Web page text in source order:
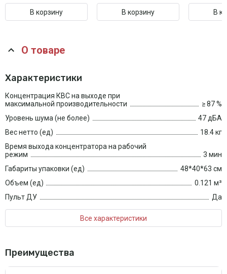
В корзину В корзину В
О товаре
Характеристики
Концентрация КВС на выходе при
максимальной производительности
≥ 87 %
Уровень шума (не более)
47 дБА
Вес нетто (ед)
18.4 кг
Время выхода концентратора на рабочий
режим
3 мин
Габариты упаковки (ед)
48*40*63 см
Объем (ед)
0.121 м³
Пульт ДУ
Да
Все характеристики
Преимущества